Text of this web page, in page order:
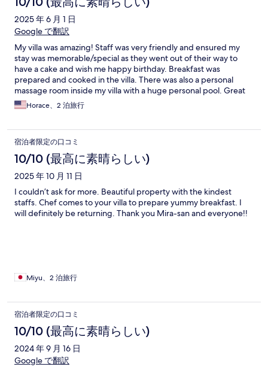
2025 年 6 月 1 日
Google で翻訳
My villa was amazing! Staff was very friendly and ensured my
stay was memorable/special as they went out of their way to
have a cake and wish me happy birthday. Breakfast was
prepared and cooked in the villa. There was also a personal
massage room inside my villa with a huge personal pool. Great
location from the nightlife in Seminyak and not too far from
Finn’s beach club. Overall amazing resort and I highly
Horace、2 泊旅行
宿泊者限定の口コミ
10/10 (最高に素晴らしい)
2025 年 10 月 11 日
I couldn’t ask for more. Beautiful property with the kindest
staffs. Chef comes to your villa to prepare yummy breakfast. I
will definitely be returning. Thank you Mira-san and everyone!!
Miyu、2 泊旅行
宿泊者限定の口コミ
10/10 (最高に素晴らしい)
2024 年 9 月 16 日
Google で翻訳